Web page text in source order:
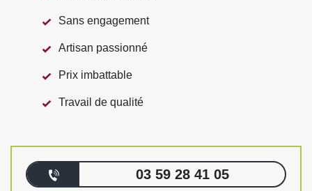
Sans engagement
Artisan passionné
Prix imbattable
Travail de qualité
03 59 28 41 05